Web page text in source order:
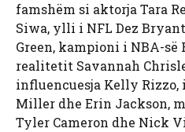
famshëm si aktorja Tara
Siwa, ylli i NFL Dez
Green, kampioni i NBA-së
realitetit Savannah
influencuesja Kelly
Miller dhe Erin Jackson,
Tyler Cameron dhe Nick